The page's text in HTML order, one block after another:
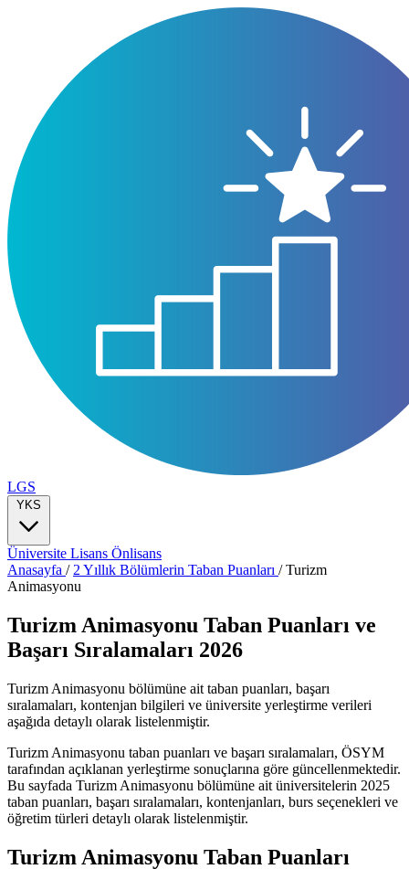
LGS
YKS
Üniversite Lisans Önlisans
Anasayfa / 2 Yıllık Bölümlerin Taban Puanları /Turizm
Animasyonu
Turizm Animasyonu Taban Puanları ve
Başarı Sıralamaları 2026
Turizm Animasyonu bölümüne ait taban puanları, başarı
sıralamaları, kontenjan bilgileri ve üniversite yerleştirme verileri
aşağıda detaylı olarak listelenmiştir.
Turizm Animasyonu taban puanları ve başarı sıralamaları, ÖSYM
tarafından açıklanan yerleştirme sonuçlarına göre güncellenmektedir.
Bu sayfada Turizm Animasyonu bölümüne ait üniversitelerin 2025
taban puanları, başarı sıralamaları, kontenjanları, burs seçenekleri ve
öğretim türleri detaylı olarak listelenmiştir.
Turizm Animasyonu Taban Puanları